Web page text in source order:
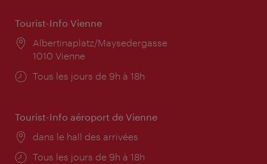
Tourist-Info Vienne
Lieu:
Albertinaplatz/Maysedergasse
1010 Vienne
Horaires
Tous les jours de 9h à 18h
Tourist-Info aéroport de Vienne
Lieu:
dans le hall des arrivées
Horaires
Tous les jours de 9h à 18h